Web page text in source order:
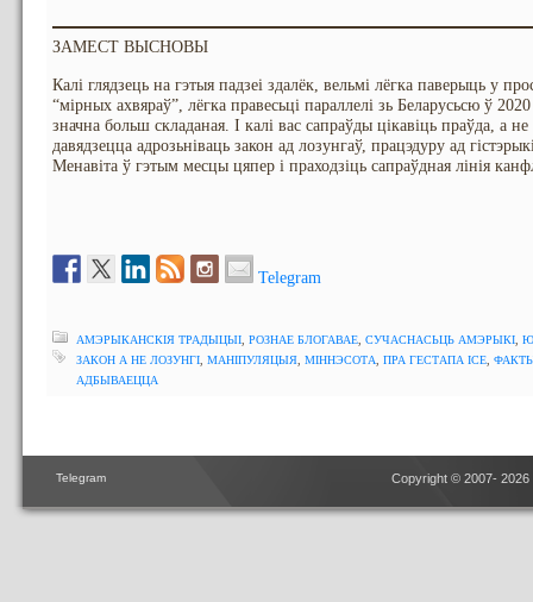
ЗАМЕСТ ВЫСНОВЫ
Калі глядзець на гэтыя падзеі здалёк, вельмі лёгка паверыць у
“мірных ахвяраў”, лёгка правесьці параллелі зь Беларусьсю ў
значна больш складаная. І калі вас сапраўды цікавіць праўда, а
давядзецца адрозьніваць закон ад лозунгаў, працэдуру ад
Менавіта ў гэтым месцы цяпер і праходзіць сапраўдная лінія
Telegram
АМЭРЫКАНСКІЯ ТРАДЫЦЫІ РОЗНАЕ БЛОГАВАЕ СУЧАСНАСЬЦЬ АМЭРЫКІ
ЗАКОН А НЕ ЛОЗУНГІ МАНІПУЛЯЦЫЯ МІННЭСОТА ПРА ГЕСТАПА ICE
АДБЫВАЕЦЦА
Telegram Copyright © 2007- 2026